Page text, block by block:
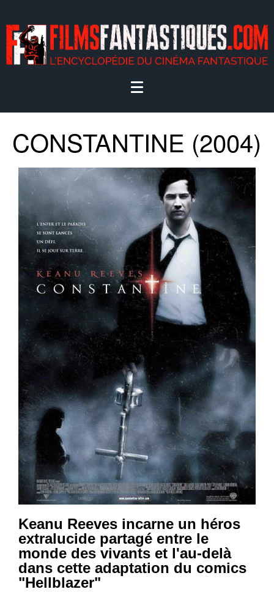
CONSTANTINE (2004)
Keanu Reeves incarne un héros
extralucide partagé entre le
monde des vivants et l'au-delà
dans cette adaptation du comics
"Hellblazer"